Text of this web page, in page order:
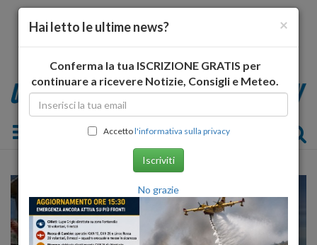
Toggle navigation
×
Hai letto le ultime news?
Conferma la tua ISCRIZIONE GRATIS per
continuare a ricevere Notizie, Consigli e Meteo.
Accettol'informativa sulla privacy
Iscriviti
No grazie